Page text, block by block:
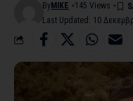
Last Updated: 10
By MIKE 145 Views